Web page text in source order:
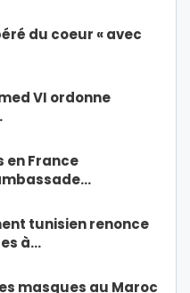
du coeur « avec
VI ordonne
en France
tunisien renonce
à…
masques au Maroc